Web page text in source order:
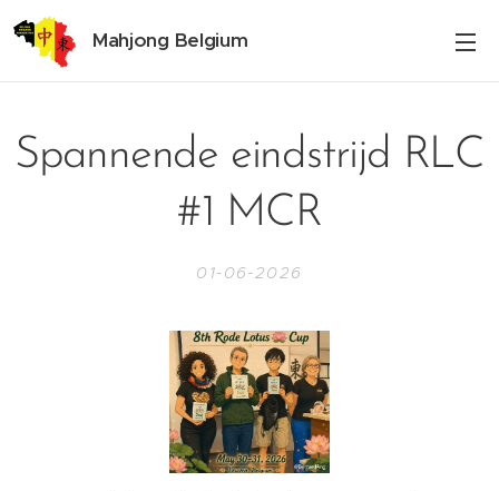
Mahjong Belgium
Spannende eindstrijd RLC
#1 MCR
01-06-2026